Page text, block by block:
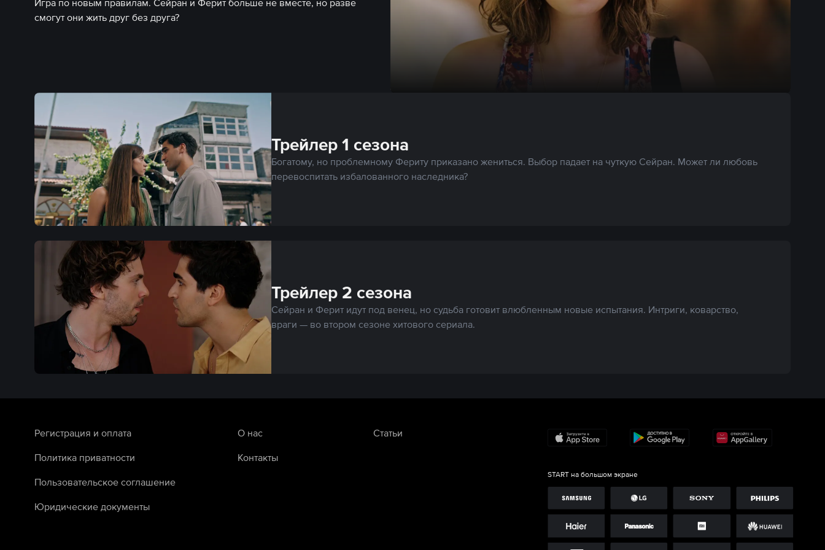
Игра по новым правилам. Сейран и Ферит больше не вместе, но разве
смогут они жить друг без друга?
Трейлер 1 сезона
Богатому, но проблемному Фериту приказано жениться. Выбор падает на чуткую Сейран. Может ли любовь
перевоспитать избалованного наследника?
Трейлер 2 сезона
Сейран и Ферит идут под венец, но судьба готовит влюбленным новые испытания. Интриги, коварство,
враги — во втором сезоне хитового сериала.
Регистрация и оплата
Политика приватности
Пользовательское соглашение
Юридические документы
О нас
Контакты
Статьи
START на большом экране